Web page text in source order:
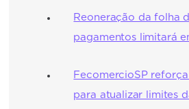
Reoneração da folha
pagamentos limitará
FecomercioSP
para atualizar limites